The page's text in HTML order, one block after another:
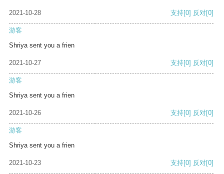
2021-10-28 支持[0] 反对[0]
游客
Shriya sent you a frien
2021-10-27 支持[0] 反对[0]
游客
Shriya sent you a frien
2021-10-26 支持[0] 反对[0]
游客
Shriya sent you a frien
2021-10-23 支持[0] 反对[0]